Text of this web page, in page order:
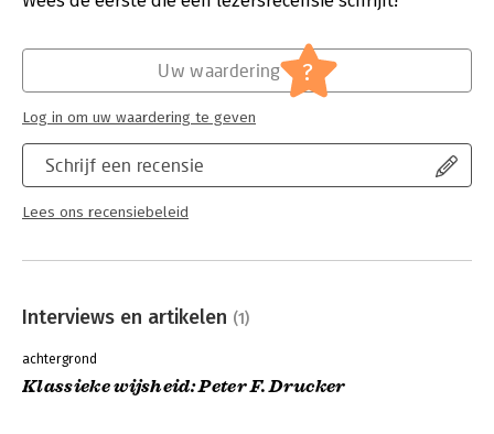
The Classic Drucker Collection
Schrijf een recensie
Lees ons recensiebeleid
Uw waardering ?
Log in om uw waardering te geven
Interviews en artikelen (1)
achtergrond
Klassieke wijsheid: Peter F. Drucker